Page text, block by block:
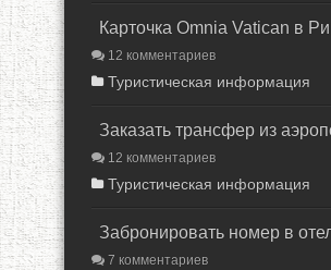
Карточка Omnia Vatican в
12 комментариев
Туристическая информация
Заказать трансфер из
12 комментариев
Туристическая информация
Забронировать номер в
7 комментариев